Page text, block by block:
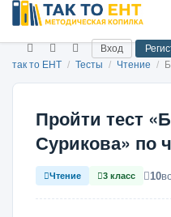
Вход
так то ЕНТ / Тесты / Чтение /
Пройти тест
Сурикова» по
Чтение 3 класс 10